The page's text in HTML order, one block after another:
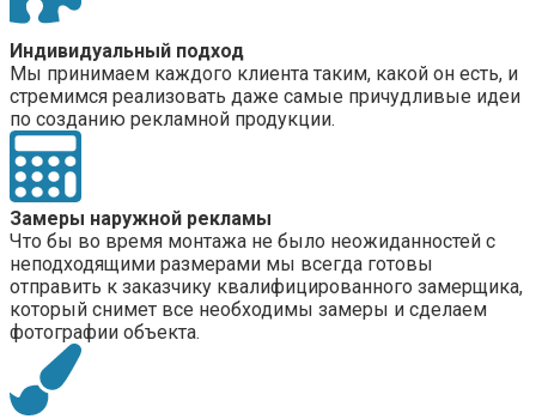
Индивидуальный подход
Мы принимаем каждого клиента таким, какой он есть, и
стремимся реализовать даже самые причудливые идеи
по созданию рекламной продукции.
Замеры наружной рекламы
Что бы во время монтажа не было неожиданностей с
неподходящими размерами мы всегда готовы
отправить к заказчику квалифицированного замерщика,
который снимет все необходимы замеры и сделаем
фотографии объекта.